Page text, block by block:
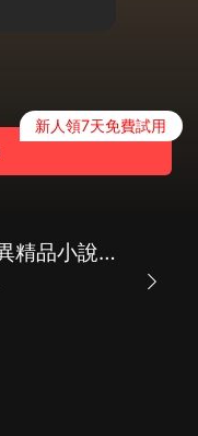
新人領7天免費試用
《凶地》 | 恐怖靈異精品小說錢大少原著